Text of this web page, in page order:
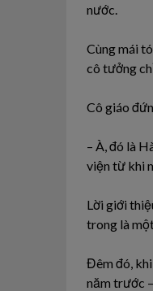
nước.
Cùng mái
cô tưởng
Cô giáo
– À, đó là
viện từ khi
Lời giới
trong là
Đêm đó,
năm trước